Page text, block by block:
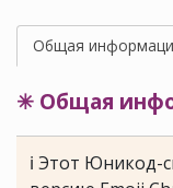
Общая
✳ Общая
ℹ Этот Юникод-